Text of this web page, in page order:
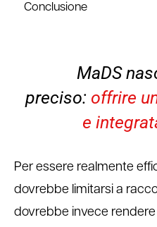
Conclusione
MaDS
preciso: offrire
e
Per essere realmente
dovrebbe limitarsi a
dovrebbe invece